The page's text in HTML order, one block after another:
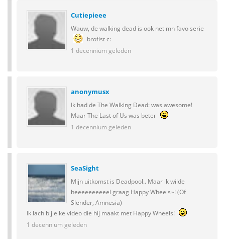
Cutiepieee
Wauw, de walking dead is ook net mn favo serie
brofist c:
1 decennium geleden
anonymusx
Ik had de The Walking Dead: was awesome!
Maar The Last of Us was beter
1 decennium geleden
SeaSight
Mijn uitkomst is Deadpool.. Maar ik wilde
heeeeeeeeeel graag Happy Wheels~! (Of
Slender, Amnesia)
Ik lach bij elke video die hij maakt met Happy Wheels!
1 decennium geleden